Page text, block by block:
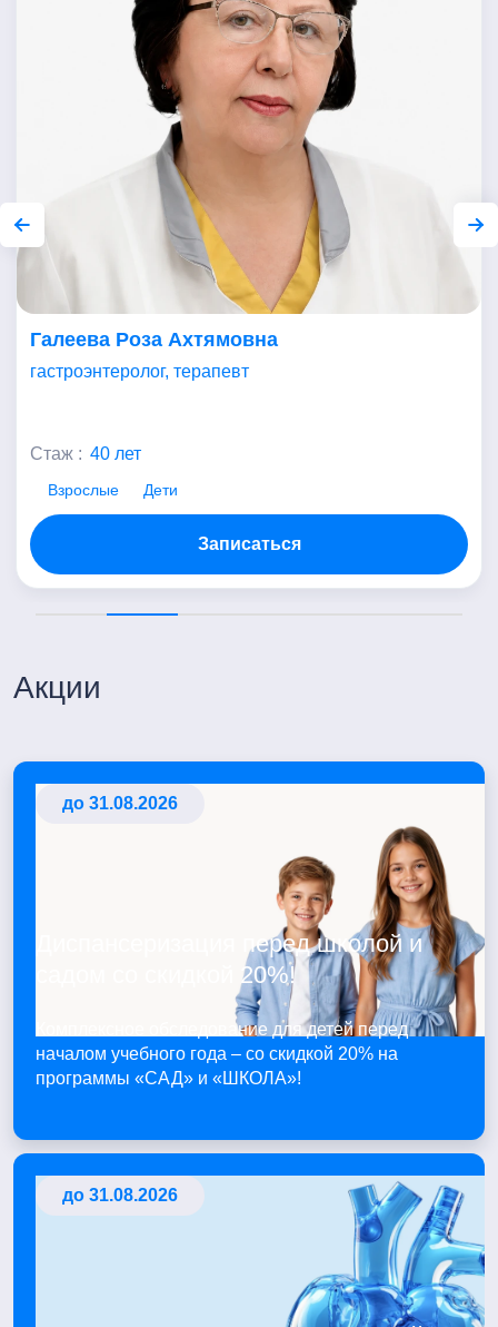
Галеева Роза Ахтямовна
гастроэнтеролог, терапевт
Стаж : 40 лет
Взрослые Дети
Записаться
Акции
до 31.08.2026
Диспансеризация перед школой и
садом со скидкой 20%!
Комплексное обследование для детей перед
началом учебного года – со скидкой 20% на
программы «САД» и «ШКОЛА»!
до 31.08.2026